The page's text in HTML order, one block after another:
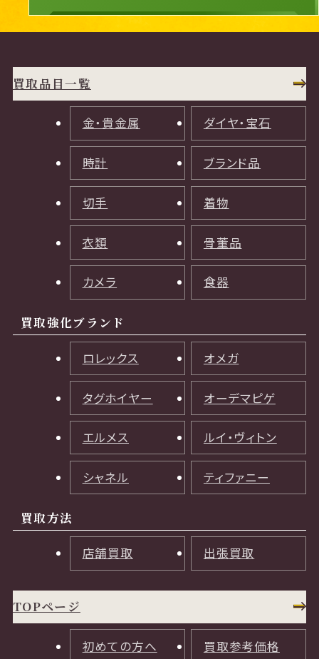
買取品目一覧
金・貴金属 ダイヤ・宝石
時計 ブランド品
切手 着物
衣類 骨董品
カメラ 食器
買取強化ブランド
ロレックス オメガ
タグホイヤー オーデマピゲ
エルメス ルイ・ヴィトン
シャネル ティファニー
買取方法
店舗買取 出張買取
TOPページ
初めての方へ 買取参考価格